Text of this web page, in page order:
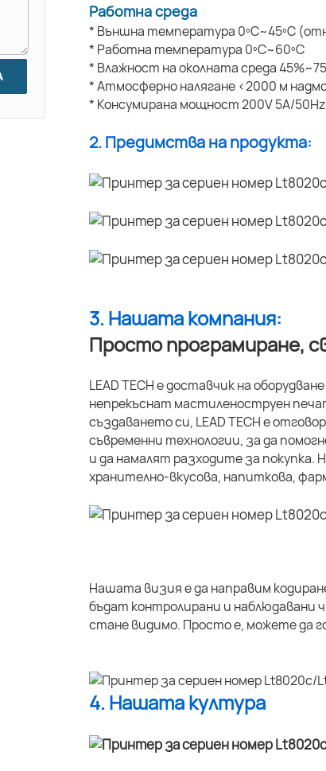
Работна среда
* Външна температура 0ºC~45ºC
* Работна температура 0ºC~60ºC
* Влажност на околната среда
* Атмосферно налягане <2000 м
* Консумирана мощност 200V 5A/50Hz
2. Предимства на продукта:
3. Нашата компания:
Просто програмиране,
LEAD TECH е доставчик на
непрекъснат мастиленоструен
създаването си, LEAD TECH е
съвременни технологии, за да
и да намалят разходите за
хранително-вкусова, напиткова,
Нашата визия е да направим
бъдат контролирани и наблюдавани
стане видимо. Просто е, можете да
4. Нашата култура